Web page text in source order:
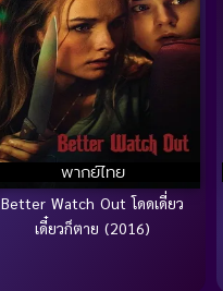
พากย์ไทย
Better Watch Out โดดเดี่ยว
เดี๋ยวก็ตาย (2016)